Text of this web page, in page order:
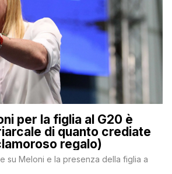
per la figlia al G20 è
di quanto crediate
regalo)
su Meloni e la presenza della figlia a